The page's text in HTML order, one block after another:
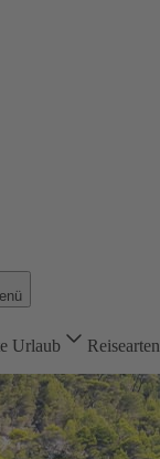
Urlaub Reisearten